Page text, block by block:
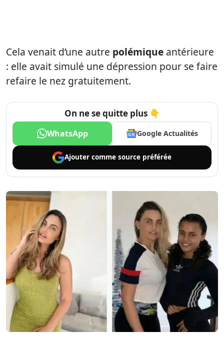
Cela venait d’une autre polémique antérieure
: elle avait simulé une dépression pour se faire
refaire le nez gratuitement.
On ne se quitte plus 👇
WhatsApp Google Actualités
Ajouter comme source préférée